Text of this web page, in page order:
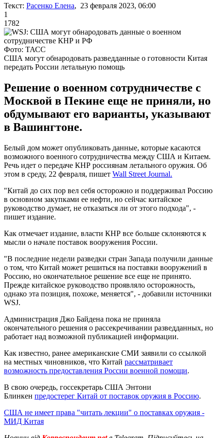
Текст: Расенко Елена, 23 февраля 2023, 06:00
1
1782
Фото: ТАСС
США могут обнародовать разведданные о готовности Китая
передать России летальную помощь
Решение о военном сотрудничестве с
Москвой в Пекине еще не приняли, но
обдумывают его варианты, указывают
в Вашингтоне.
Белый дом может опубликовать данные, которые касаются
возможного военного сотрудничества между США и Китаем.
Речь идет о передаче КНР россиянам летального оружия. Об
этом в среду, 22 февраля, пишет Wall Street Journal.
"Китай до сих пор вел себя осторожно и поддерживал Россию
в основном закупками ее нефти, но сейчас китайское
руководство думает, не отказаться ли от этого подхода", -
пишет издание.
Как отмечает издание, власти КНР все больше склоняются к
мысли о начале поставок вооружения России.
"В последние недели разведки стран Запада получили данные
о том, что Китай может решиться на поставки вооружений в
Россию, но окончательное решение все еще не принято.
Прежде китайское руководство проявляло осторожность,
однако эта позиция, похоже, меняется", - добавили источники
WSJ.
Администрация Джо Байдена пока не приняла
окончательного решения о рассекречивании разведданных, но
работает над возможной публикацией информации.
Как известно, ранее американские СМИ заявили со ссылкой
на местных чиновников, что Китай рассматривает
возможность предоставления России военной помощи.
В свою очередь, госсекретарь США Энтони
Блинкен предостерег Китай от поставок оружия в Россию.
США не имеет права "читать лекции" о поставках оружия -
МИД Китая